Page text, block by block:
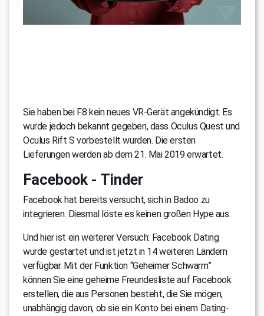
Sie haben bei F8 kein neues VR-Gerät angekündigt. Es
wurde jedoch bekannt gegeben, dass Oculus Quest und
Oculus Rift S vorbestellt wurden. Die ersten
Lieferungen werden ab dem 21. Mai 2019 erwartet.
Facebook - Tinder
Facebook hat bereits versucht, sich in Badoo zu
integrieren. Diesmal löste es keinen großen Hype aus.
Und hier ist ein weiterer Versuch: Facebook Dating
wurde gestartet und ist jetzt in 14 weiteren Ländern
verfügbar. Mit der Funktion “Geheimer Schwarm”
können Sie eine geheime Freundesliste auf Facebook
erstellen, die aus Personen besteht, die Sie mögen,
unabhängig davon, ob sie ein Konto bei einem Dating-